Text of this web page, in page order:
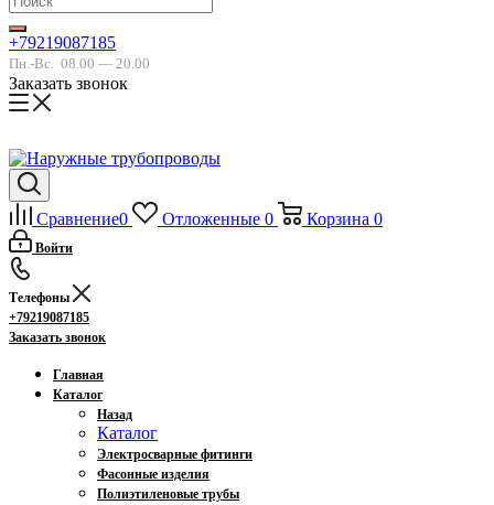
+79219087185
Пн.-Вс. 08.00 — 20.00
Заказать звонок
Сравнение0 Отложенные 0 Корзина 0
Войти
Телефоны
+79219087185
Заказать звонок
Главная
Каталог
Назад
Каталог
Электросварные фитинги
Фасонные изделия
Полиэтиленовые трубы